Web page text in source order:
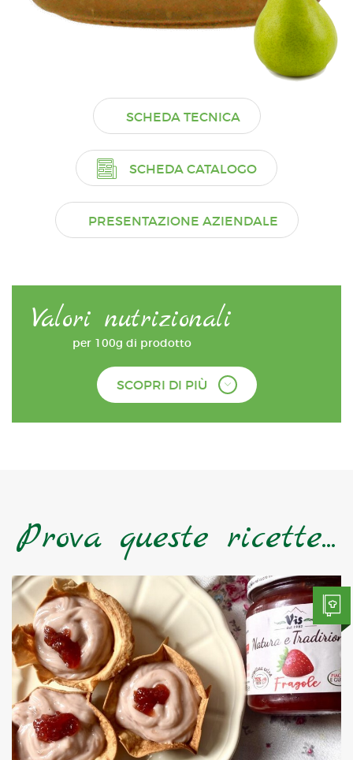
SCHEDA TECNICA
SCHEDA CATALOGO
PRESENTAZIONE AZIENDALE
Valori nutrizionali
per 100g di prodotto
SCOPRI DI PIÙ
Prova queste ricette...